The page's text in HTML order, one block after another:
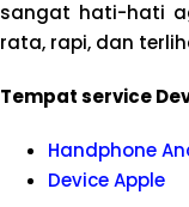
sangat hati-hati
rata, rapi, dan
Tempat service
Handphone
Device Apple